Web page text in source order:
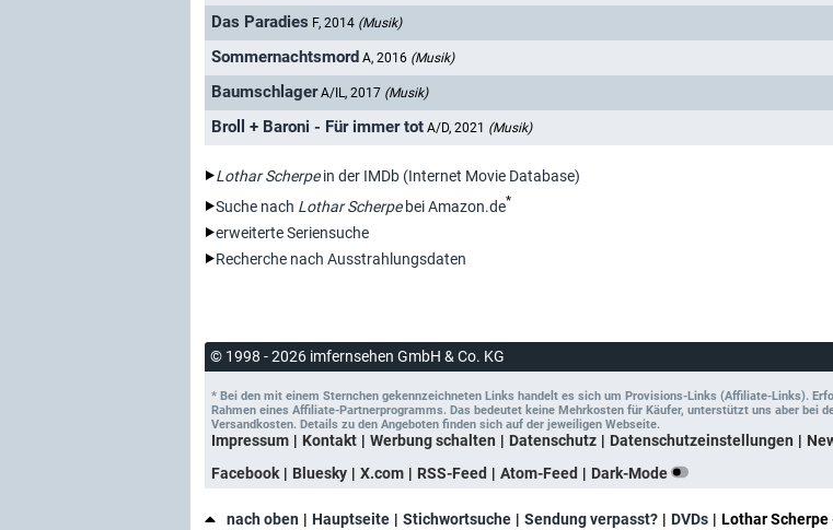
Das Paradies F, 2014 (Musik)
Sommernachtsmord A, 2016 (Musik)
Baumschlager A/IL, 2017 (Musik)
Broll + Baroni - Für immer tot A/D, 2021 (Musik)
Lothar Scherpein der IMDb (Internet Movie Database)
Suche nach Lothar Scherpebei Amazon.de*
erweiterte Seriensuche
Recherche nach Ausstrahlungsdaten
© 1998 - 2026 imfernsehen GmbH & Co. KG
* Bei den mit einem Sternchen gekennzeichneten Links handelt es sich um Provisions-Links (Affiliate-Links).
Rahmen eines Affiliate-Partnerprogramms. Das bedeutet keine Mehrkosten für Käufer, unterstützt uns aber bei
Versandkosten. Details zu den Angeboten finden sich auf der jeweiligen Webseite.
Impressum Kontakt Werbung schalten Datenschutz Datenschutzeinstellungen
Facebook
Bluesky X.com RSS-Feed Atom-Feed Dark-Mode
nach oben Hauptseite Stichwortsuche Sendung verpasst? DVDs Lothar Scherpe